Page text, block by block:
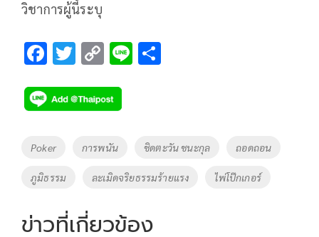
วิชาการผู้นี้ระบุ
F
e
b
o
k
T
tt
er
C
p
y
Li
n
k
Li
Tags
Poker การพนัน ชิดตะวัน ชนะกุล ถอดถอน
ภูมิธรรม ละเมิดจริยธรรมร้ายแรง ไพ่โป๊กเกอร์
ข่าวที่เกี่ยวข้อง